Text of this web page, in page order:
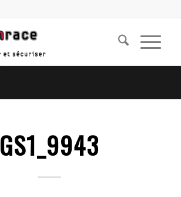
GS1_9943